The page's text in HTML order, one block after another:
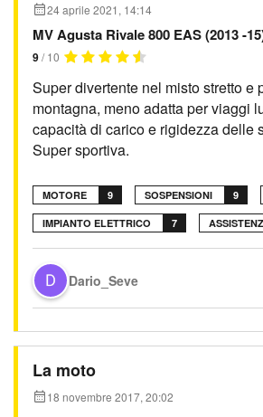
24 aprile 2021, 14:14
MV Agusta Rivale 800 EAS (2013 -
9/ 10
Super divertente nel misto stretto e
montagna, meno adatta per viaggi
capacità di carico e rigidezza delle
Super sportiva.
MOTORE 9 SOSPENSIONI 9
IMPIANTO ELETTRICO 7
Dario_Seve
La moto
18 novembre 2017, 20:02